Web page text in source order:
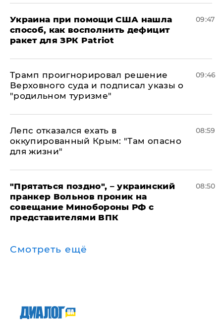
Украина при помощи США нашла
способ, как восполнить дефицит
ракет для ЗРК Patriot
09:47
Трамп проигнорировал решение
Верховного суда и подписал указы о
"родильном туризме"
09:46
Лепс отказался ехать в
оккупированный Крым: "Там опасно
для жизни"
08:59
"Прятаться поздно", – украинский
пранкер Вольнов проник на
совещание Минобороны РФ с
представителями ВПК
08:50
Смотреть ещё